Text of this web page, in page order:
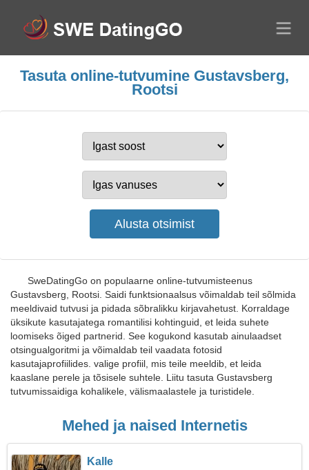
Tasuta online-tutvumine Gustavsberg,
Rootsi
SweDatingGo on populaarne online-tutvumisteenus
Gustavsberg, Rootsi. Saidi funktsionaalsus võimaldab teil sõlmida
meeldivaid tutvusi ja pidada sõbralikku kirjavahetust. Korraldage
üksikute kasutajatega romantilisi kohtinguid, et leida suhete
loomiseks õiged partnerid. See kogukond kasutab ainulaadset
otsingualgoritmi ja võimaldab teil vaadata fotosid
kasutajaprofiilides. valige profiil, mis teile meeldib, et leida
kaaslane perele ja tõsisele suhtele. Liitu tasuta Gustavsberg
tutvumissaidiga kohalikele, välismaalastele ja turistidele.
Mehed ja naised Internetis
Kalle